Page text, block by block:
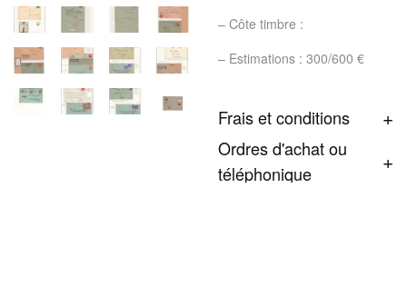
– Côte timbre :
– Estimations : 300/600 €
Frais et conditions
Ordres d'achat ou
téléphonique